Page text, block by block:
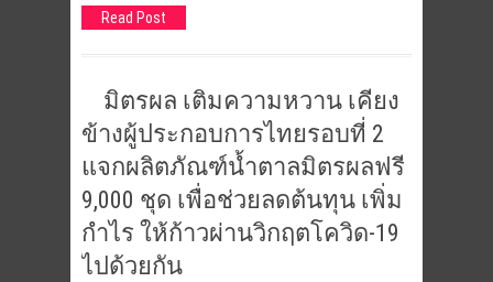
Read Post
มิตรผล เติมความหวาน เคียง
ข้างผู้ประกอบการไทยรอบที่ 2
แจกผลิตภัณฑ์น้ำตาลมิตรผลฟรี
9,000 ชุด เพื่อช่วยลดต้นทุน เพิ่ม
กำไร ให้ก้าวผ่านวิกฤตโควิด-19
ไปด้วยกัน